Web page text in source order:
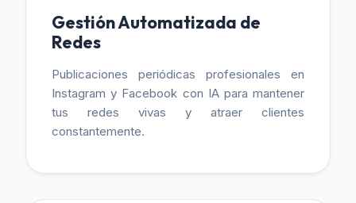
Gestión Automatizada de
Redes
Publicaciones periódicas profesionales en
Instagram y Facebook con IA para mantener
tus redes vivas y atraer clientes
constantemente.